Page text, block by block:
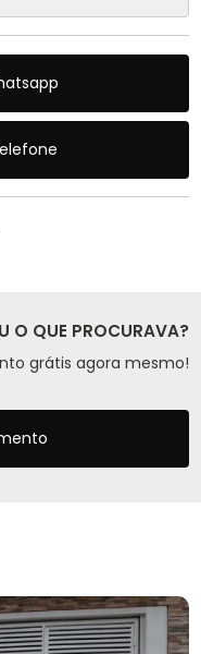
O QUE PROCURAVA?
grátis agora mesmo!